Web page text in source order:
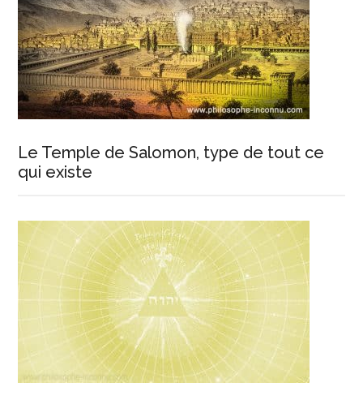
Le Temple de Salomon, type de tout ce
qui existe